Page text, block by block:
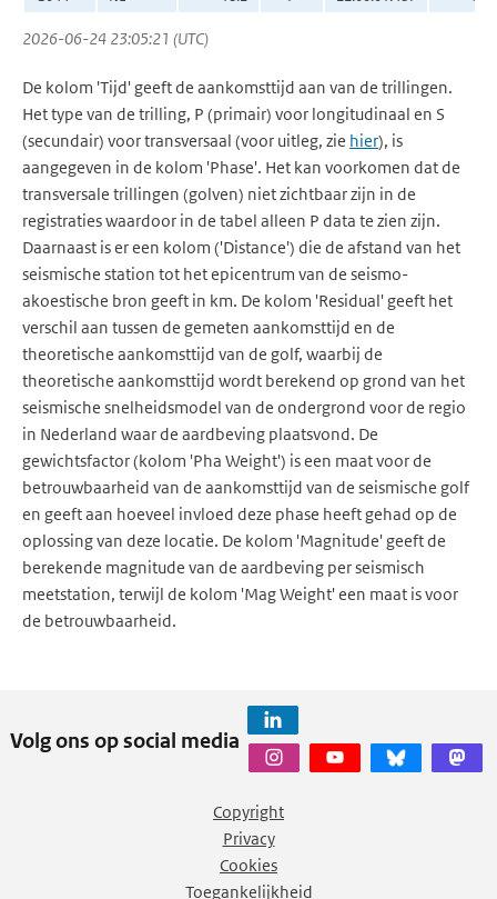
2026-06-24 23:05:21 (UTC)
De kolom 'Tijd' geeft de aankomsttijd aan van de trillingen.
Het type van de trilling, P (primair) voor longitudinaal en S
(secundair) voor transversaal (voor uitleg, zie hier), is
aangegeven in de kolom 'Phase'. Het kan voorkomen dat de
transversale trillingen (golven) niet zichtbaar zijn in de
registraties waardoor in de tabel alleen P data te zien zijn.
Daarnaast is er een kolom ('Distance') die de afstand van het
seismische station tot het epicentrum van de seismo-
akoestische bron geeft in km. De kolom 'Residual' geeft het
verschil aan tussen de gemeten aankomsttijd en de
theoretische aankomsttijd van de golf, waarbij de
theoretische aankomsttijd wordt berekend op grond van het
seismische snelheidsmodel van de ondergrond voor de regio
in Nederland waar de aardbeving plaatsvond. De
gewichtsfactor (kolom 'Pha Weight') is een maat voor de
betrouwbaarheid van de aankomsttijd van de seismische golf
en geeft aan hoeveel invloed deze phase heeft gehad op de
oplossing van deze locatie. De kolom 'Magnitude' geeft de
berekende magnitude van de aardbeving per seismisch
meetstation, terwijl de kolom 'Mag Weight' een maat is voor
de betrouwbaarheid.
Volg ons op social media
Copyright
Privacy
Cookies
Toegankelijkheid